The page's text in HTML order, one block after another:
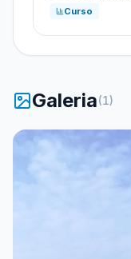
la biodiversidad.
Curso
Galeria(1)